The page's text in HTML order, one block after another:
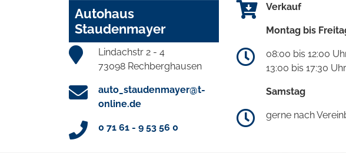
Autohaus
Staudenmayer
Lindachstr 2 - 4
73098 Rechberghausen
auto_staudenmayer@t-
online.de
0 71 61 - 9 53 56 0
Verkauf
Montag bis
08:00 bis 12:00
13:00 bis 17:30 Uhr
Samstag
gerne nach